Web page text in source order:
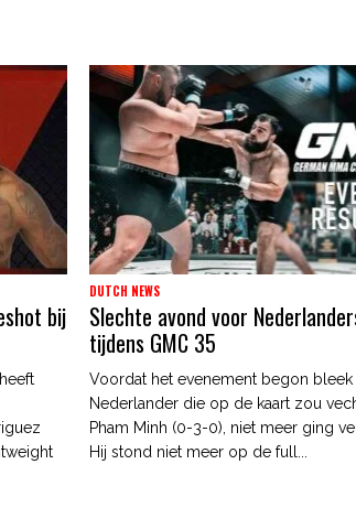
bij
DUTCH NEWS
Slechte avond voor
tijdens GMC 35
Voordat het evenement begon
Nederlander die op de kaart zou
Pham Minh (0-3-0), niet meer ging
Hij stond niet meer op de full...